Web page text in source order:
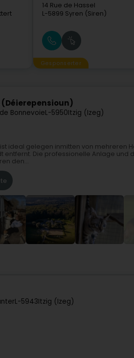
14 Rue de Hassel
L-5899 Syren (Siren)
Gesponserter
(Déierepensioun)
BonnevoieL-5950Itzig (Izeg)
ideal gelegen inmitten von mehreren
entfernt. Die professionelle Anlage
den...
L-5943Itzig (Izeg)